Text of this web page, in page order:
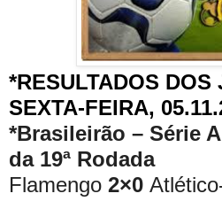
*RESULTADOS DOS
SEXTA-FEIRA,
*Brasileirão – Série
da 19ª Rodada
Flamengo 2×0